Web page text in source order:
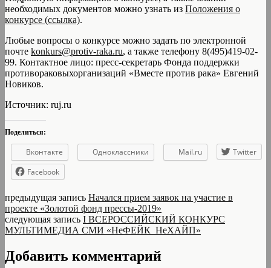
необходимых документов можно узнать из Положения о
конкурсе (ссылка).
Любые вопросы о конкурсе можно задать по электронной
почте konkurs@protiv-raka.ru, а также телефону 8(495)419-02-
99. Контактное лицо: пресс-секретарь Фонда поддержки
противораковыхорганизаций «Вместе против рака» Евгений
Новиков.
Источник: ruj.ru
Поделиться:
Вконтакте Одноклассники Mail.ru
Twitter
Facebook
предыдущая запись Начался прием заявок на участие в
проекте «Золотой фонд прессы-2019»
следующая запись I ВСЕРОССИЙСКИЙ КОНКУРС
МУЛЬТИМЕДИА СМИ «НеФЕЙК_НеХАЙП»
Добавить комментарий